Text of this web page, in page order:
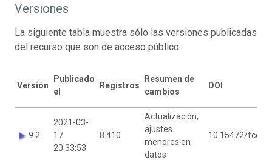
Versiones
La siguiente tabla muestra sólo las versiones publicadas
del recurso que son de acceso público.
Versión
Publicado
el
Registros
Resumen de
cambios
DOI
9.2
2021-03-
17
20:33:53
8.410
Actualización,
ajustes
menores en
datos
10.15472/